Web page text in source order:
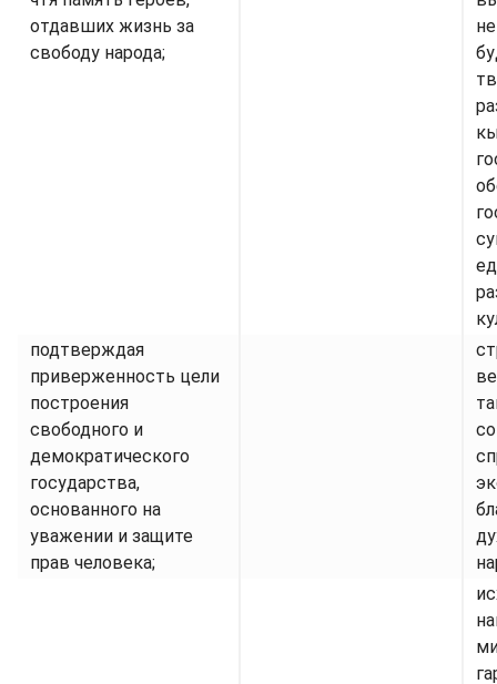
отдавших жизнь за
свободу народа;
подтверждая
приверженность цели
построения
свободного и
демократического
государства,
основанного на
уважении и защите
прав человека;